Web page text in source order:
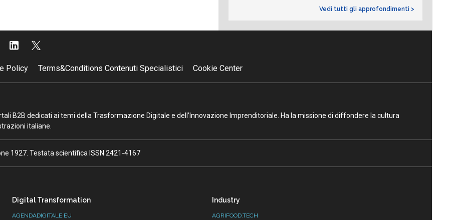
Vedi tutti gli approfondimenti >
Policy Terms&Conditions Contenuti Specialistici Cookie Center
B2B dedicati ai temi della Trasformazione Digitale e dell’Innovazione Imprenditoriale. Ha la missione di diffondere la cultura
italiane.
1927. Testata scientifica ISSN 2421-4167
Digital Transformation
AGENDADIGITALE.EU
Industry
AGRIFOOD.TECH